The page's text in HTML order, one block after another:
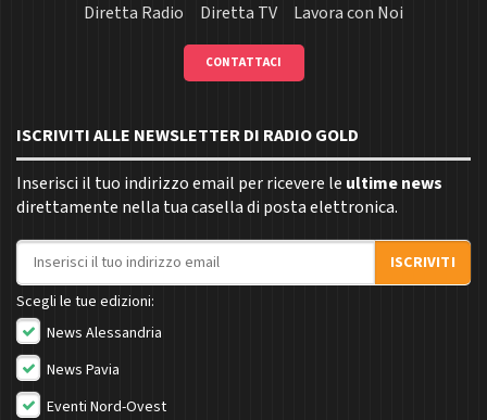
Diretta Radio
Diretta TV Lavora con Noi
CONTATTACI
ISCRIVITI ALLE NEWSLETTER DI RADIO GOLD
Inserisci il tuo indirizzo email per ricevere le ultime news
direttamente nella tua casella di posta elettronica.
Indirizzo email
ISCRIVITI
Scegli le tue edizioni:
News Alessandria
News Pavia
Eventi Nord-Ovest